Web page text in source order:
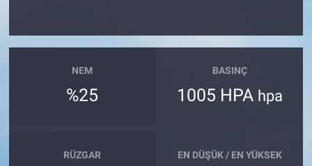
NEM
%25
BASINÇ
1005 HPA hpa
RÜZGAR EN DÜŞÜK / EN YÜKSEK